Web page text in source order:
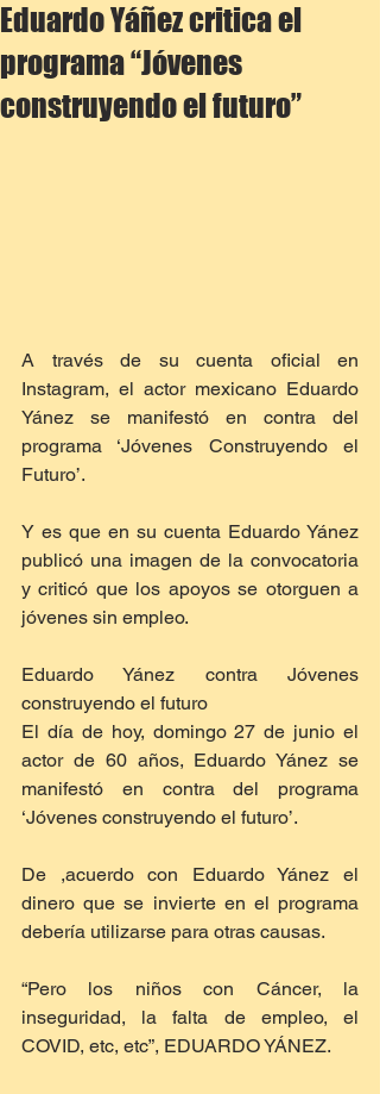
Eduardo Yáñez critica el
programa “Jóvenes
construyendo el futuro”
A través de su cuenta oficial en
Instagram, el actor mexicano Eduardo
Yánez se manifestó en contra del
programa ‘Jóvenes Construyendo el
Futuro’.
Y es que en su cuenta Eduardo Yánez
publicó una imagen de la convocatoria
y criticó que los apoyos se otorguen a
jóvenes sin empleo.
Eduardo Yánez contra Jóvenes
construyendo el futuro
El día de hoy, domingo 27 de junio el
actor de 60 años, Eduardo Yánez se
manifestó en contra del programa
‘Jóvenes construyendo el futuro’.
De ,acuerdo con Eduardo Yánez el
dinero que se invierte en el programa
debería utilizarse para otras causas.
“Pero los niños con Cáncer, la
inseguridad, la falta de empleo, el
COVID, etc, etc”, EDUARDO YÁNEZ.